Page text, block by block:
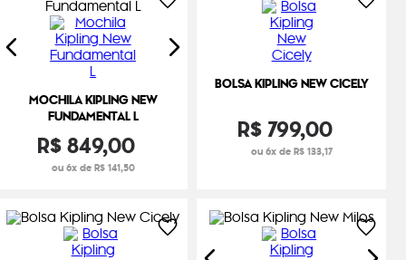
MOCHILA KIPLING NEW
FUNDAMENTAL L
R$849,00
ou 6x de R$ 141,50
BOLSA KIPLING NEW CICELY
R$ 799,00
ou 6x de R$ 133,17